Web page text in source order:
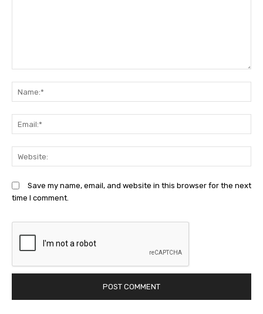
Save my name, email, and website in this browser for the next
time I comment.